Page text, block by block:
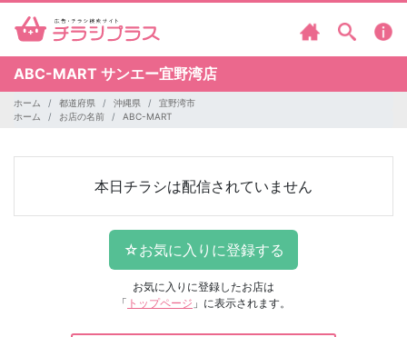
ABC-MART サンエー宜野湾店
ホーム 都道府県 沖縄県
宜野湾市
ホーム
お店の名前 ABC-MART
本日チラシは配信されていません
お気に入りに登録したお店は
「 トップページ 」に表示されます。